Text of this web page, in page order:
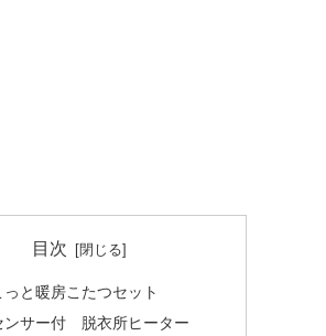
目次
っと暖房こたつセット
ンサー付 脱衣所ヒーター